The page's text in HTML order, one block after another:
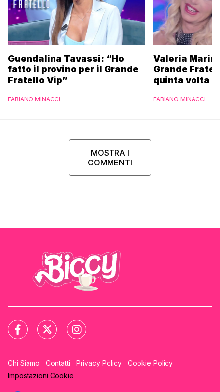
Guendalina Tavassi: “Ho
fatto il provino per il Grande
Fratello Vip”
FABIANO MINACCI
Valeria
Grande
quinta volta
FABIANO MINACCI
MOSTRA I
COMMENTI
Chi Siamo Contatti Privacy Policy
Cookie Policy
Impostazioni Cookie